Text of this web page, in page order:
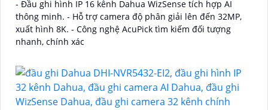
- Đầu ghi hình IP 16 kênh Dahua WizSense tích hợp AI
thông minh. - Hỗ trợ camera độ phân giải lên đến 32MP,
xuất hình 8K. - Công nghệ AcuPick tìm kiếm đối tượng
nhanh, chính xác